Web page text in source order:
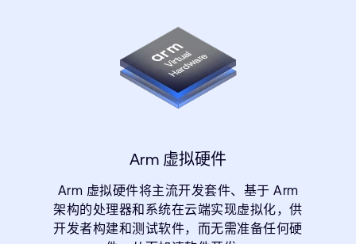
Arm 虚拟硬件
Arm 虚拟硬件将主流开发套件、基于 Arm
架构的处理器和系统在云端实现虚拟化，供
开发者构建和测试软件，而无需准备任何硬